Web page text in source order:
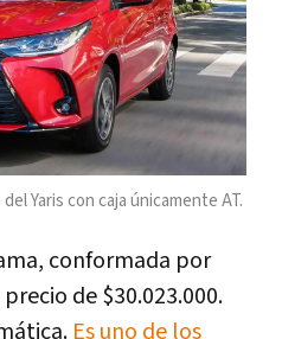
Yaris con caja únicamente AT.
conformada por
de $30.023.000.
Es uno de los